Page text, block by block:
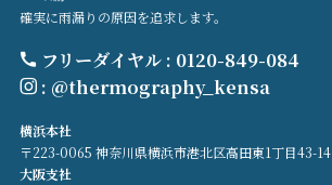
確実に雨漏りの原因を追求します。
フリーダイヤル : 0120-849-084
: @thermography_kensa
横浜本社
〒223-0065 神奈川県横浜市港北区高田東1丁目43-14
大阪支社